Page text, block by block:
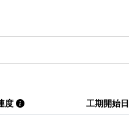
度 工期開始日